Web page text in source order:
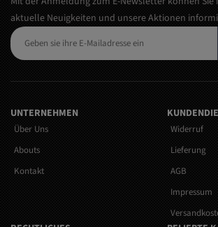
aktuelle Neuigkeiten und unsere Aktionen
UNTERNEHMEN
Über Uns
Abouts
Kontakt
Widerruf
Lieferung
AGB
Impressum